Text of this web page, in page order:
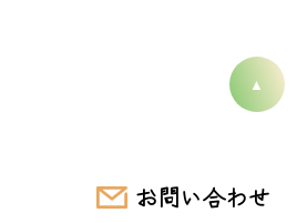
お問い合わせ